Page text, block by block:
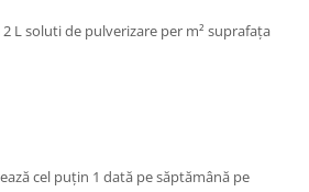
L soluti de pulverizare per m² suprafața
cel puțin 1 dată pe săptămână pe